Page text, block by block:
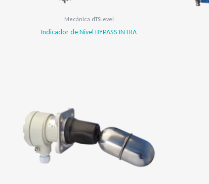
Mecánica dTSLevel
Indicador de Nivel BYPASS INTRA